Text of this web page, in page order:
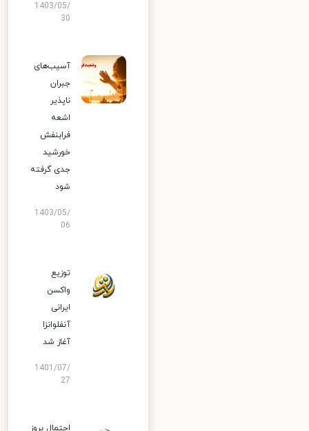
1403/05/
30
آسیب‌های
جبران
ناپذیر
اشعه
فرابنفش
خورشید
جدی گرفته
شود
1403/05/
06
توزیع
واکسن
ایرانی
آنفلوانزا
آغاز شد
1401/07/
27
احتمال بروز